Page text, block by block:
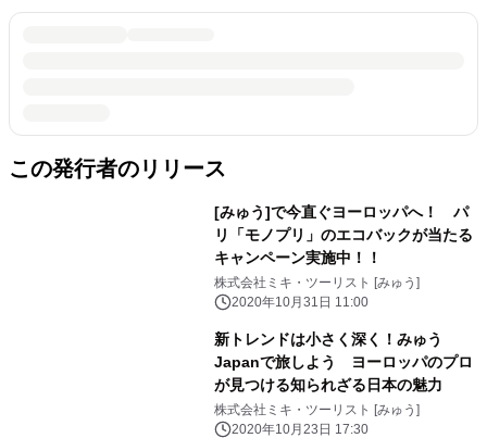
この発行者のリリース
[みゅう]で今直ぐヨーロッパへ！ パ
リ「モノプリ」のエコバックが当たる
キャンペーン実施中！！
株式会社ミキ・ツーリスト [みゅう]
2020年10月31日 11:00
新トレンドは小さく深く！みゅう
Japanで旅しよう ヨーロッパのプロ
が見つける知られざる日本の魅力
株式会社ミキ・ツーリスト [みゅう]
2020年10月23日 17:30